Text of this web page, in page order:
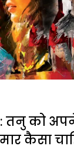
तनु को
कैसा